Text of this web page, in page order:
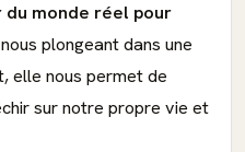
du monde réel pour
plongeant dans une
elle nous permet de
sur notre propre vie et